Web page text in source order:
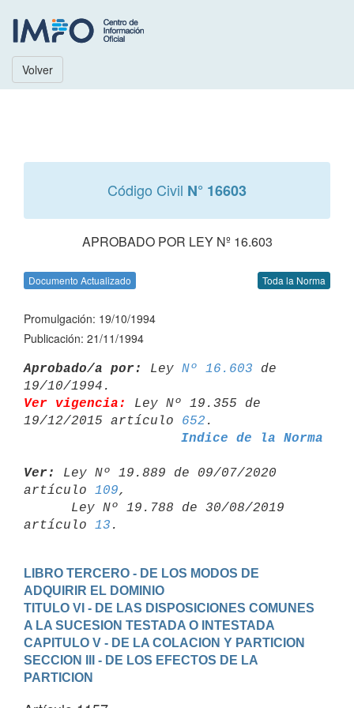
Volver
Código Civil N° 16603
APROBADO POR LEY Nº 16.603
Documento Actualizado Toda la Norma
Promulgación: 19/10/1994
Publicación: 21/11/1994
Aprobado/a por: Ley Nº 16.603 de
Ver vigencia:
Ley Nº 19.355 de
19/12/2015 artículo 652
Indice de la Norma
Ver:
Ley Nº 19.889 de 09/07/2020
artículo 109,
artículo 13
LIBRO TERCERO - DE LOS MODOS DE
ADQUIRIR EL DOMINIO
TITULO VI - DE LAS DISPOSICIONES COMUNES
A LA SUCESION TESTADA O INTESTADA
CAPITULO V - DE LA COLACION Y PARTICION
SECCION III - DE LOS EFECTOS DE LA
PARTICION